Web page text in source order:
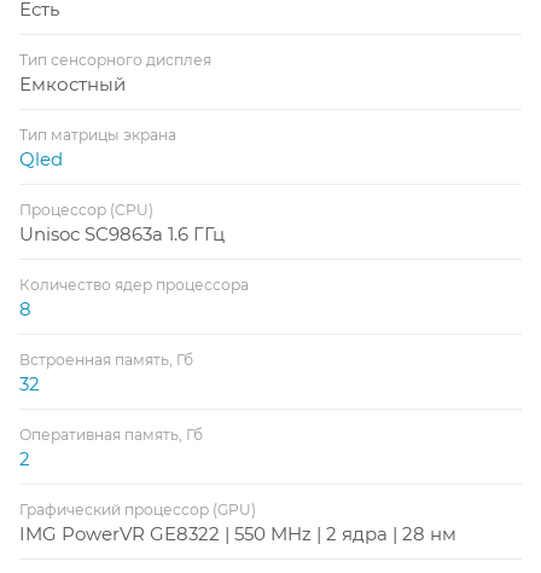
Есть
Тип сенсорного дисплея
Емкостный
Тип матрицы экрана
Qled
Процессор (CPU)
Unisoc SC9863a 1.6 ГГц
Количество ядер процессора
8
Встроенная память, Гб
32
Оперативная память, Гб
2
Графический процессор (GPU)
IMG PowerVR GE8322 | 550 MHz | 2 ядра | 28 нм